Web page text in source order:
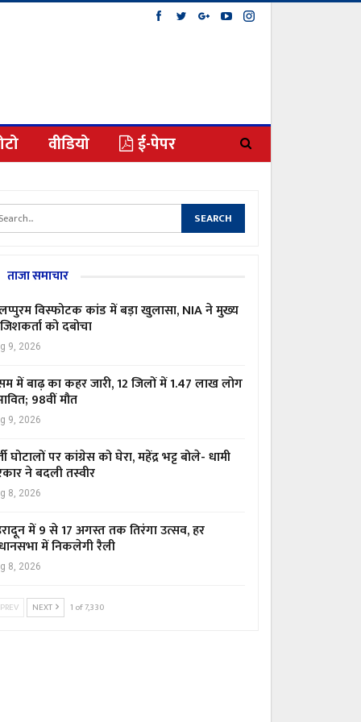
वीडियो ई-पेपर
ताजा समाचार
विस्फोटक कांड में बड़ा खुलासा, NIA ने मुख्य
को दबोचा
9, 2026
में बाढ़ का कहर जारी, 12 जिलों में 1.47 लाख लोग
98वीं मौत
9, 2026
घोटालों पर कांग्रेस को घेरा, महेंद्र भट्ट बोले- धामी
ने बदली तस्वीर
8, 2026
में 9 से 17 अगस्त तक तिरंगा उत्सव, हर
में निकलेगी रैली
8, 2026
NEXT 1 of 7,330